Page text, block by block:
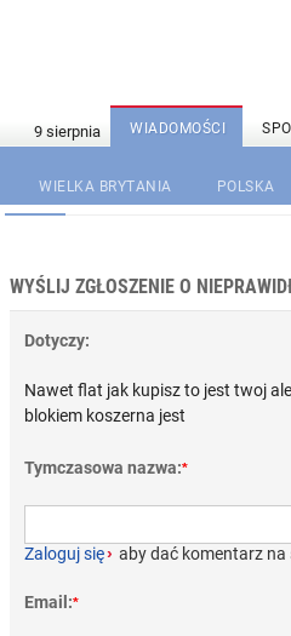
WIADOMOŚCI
WIELKA BRYTANIA POLSKA
WYŚLIJ ZGŁOSZENIE O
Dotyczy:
Nawet flat jak kupisz to jest twoj
blokiem koszerna jest
Tymczasowa nazwa:*
Zaloguj się› aby dać komentarz
Email:*